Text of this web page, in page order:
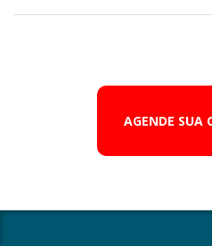
AGENDE SUA